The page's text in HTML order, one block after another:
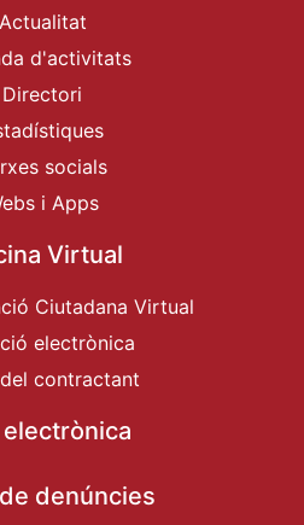
d'activitats
Directori
socials
i Apps
Virtual
Ciutadana Virtual
electrònica
contractant
electrònica
denúncies